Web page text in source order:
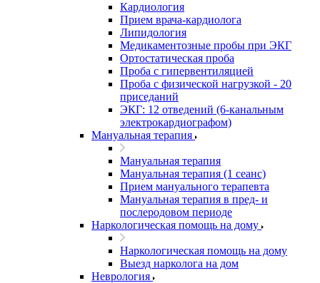
Кардиология
Прием врача-кардиолога
Липидология
Медикаментозные пробы при ЭКГ
Ортостатическая проба
Проба с гипервентиляцией
Проба с физической нагрузкой - 20
приседаний
ЭКГ: 12 отведений (6-канальным
электрокардиографом)
Мануальная терапия
Мануальная терапия
Мануальная терапия (1 сеанс)
Прием мануального терапевта
Мануальная терапия в пред- и
послеродовом периоде
Наркологическая помощь на дому
Наркологическая помощь на дому
Выезд нарколога на дом
Неврология